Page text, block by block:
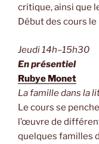
critique, ainsi que
Début des cours
Jeudi 14h–15h30
En présentiel
Rubye Monet
La famille dans la
Le cours se
l’œuvre de
quelques familles